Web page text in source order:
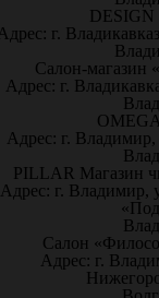
г.
Салон-магазин
Адрес: г.
Адрес: г.
PILLAR Магазин
Адрес: г. Владимир,
Салон
Адрес: г.